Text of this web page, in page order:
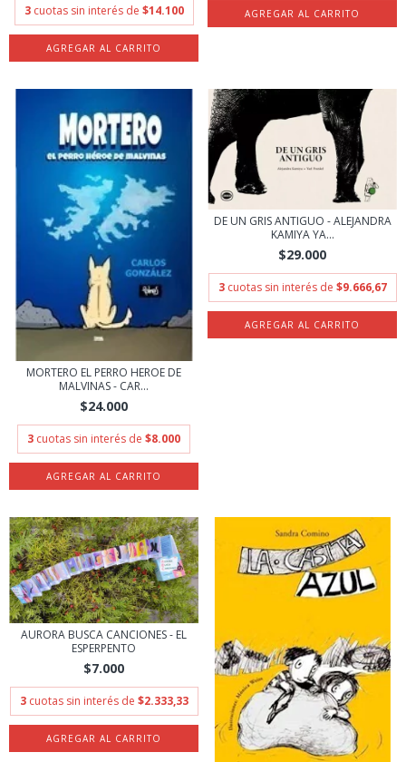
3 cuotas sin interés de $14.100
MORTERO EL PERRO HEROE DE
MALVINAS - CAR...
$24.000
3 cuotas sin interés de $8.000
DE UN GRIS ANTIGUO - ALEJANDRA
KAMIYA YA...
$29.000
3 cuotas sin interés de $9.666,67
AURORA BUSCA CANCIONES - EL
ESPERPENTO
$7.000
3 cuotas sin interés de $2.333,33